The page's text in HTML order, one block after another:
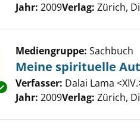
Jahr: 2009Verlag: Zürich,
Exemplar-Details von Meine
Mediengruppe: Sachbuch
Meine spirituelle
Verfasser: Dalai Lama
Jahr: 2009Verlag: Zürich,